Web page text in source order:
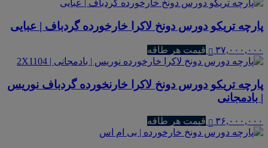
پارچه تریکو دورس دونخ لاکرا خارخورده گردباف | عبایی
۳۷,۰۰۰,۰۰۰ قیمت هر طاقه
پارچه تریکو دورس دونخ لاکرا خارنخورده گردباف نوریس
| بادمجانی
۳۶,۰۰۰,۰۰۰ قیمت هر طاقه